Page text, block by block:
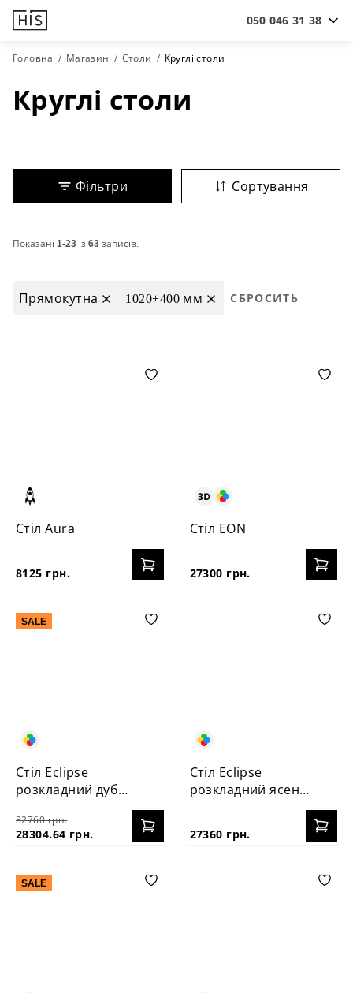
050 046 31 38
Головна Магазин Столи Круглі столи
Круглі столи
Фільтри Сортування
Показані 1-23 із63записів.
Прямокутна 1020+400 мм СБРОСИТЬ
Стіл Aura
8125 грн.
Стіл EON
27300 грн.
SALE
Стіл Eclipse
розкладний дуб
32760 грн.
28304.64 грн.
Стіл Eclipse
розкладний ясень
27360 грн.
SALE